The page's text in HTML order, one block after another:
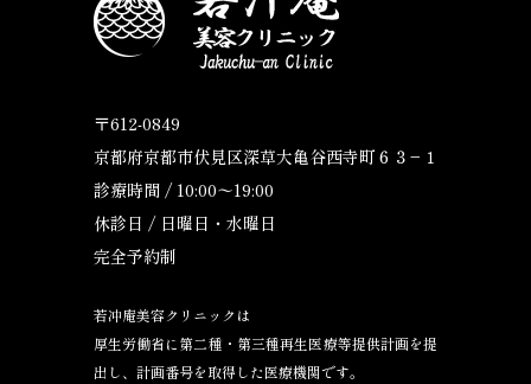
採用
電話 075-606-2551
〒612-0849
京都府京都市伏見区深草大亀谷西寺町６３−１
診療時間 / 10:00〜19:00
休診日 / 日曜日・水曜日
完全予約制
若冲庵美容クリニックは
厚生労働省に第二種・第三種再生医療等提供計画を提
出し、計画番号を取得した医療機関です。